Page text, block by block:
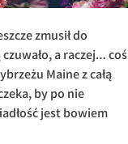
zmusił do
a raczej… coś
Maine z całą
by po nie
jest bowiem